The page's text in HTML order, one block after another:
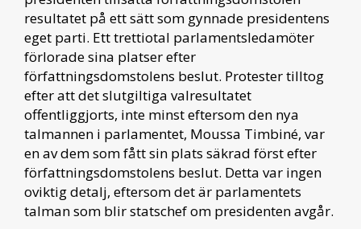
resultatet på ett sätt som gynnade presidentens
eget parti. Ett trettiotal parlamentsledamöter
förlorade sina platser efter
författningsdomstolens beslut. Protester tilltog
efter att det slutgiltiga valresultatet
offentliggjorts, inte minst eftersom den nya
talmannen i parlamentet, Moussa Timbiné, var
en av dem som fått sin plats säkrad först efter
författningsdomstolens beslut. Detta var ingen
oviktig detalj, eftersom det är parlamentets
talman som blir statschef om presidenten avgår.